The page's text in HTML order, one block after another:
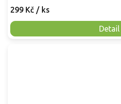
299 Kč / ks
Detail